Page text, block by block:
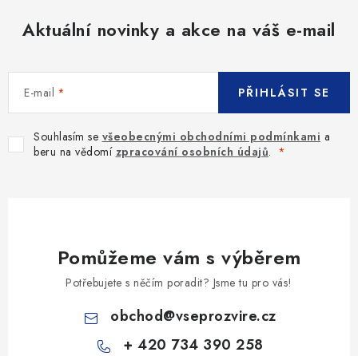
Aktuální novinky a akce na váš e-mail
E-mail
Souhlasím se všeobecnými obchodními podmínkami a
beru na vědomí zpracování osobních údajů.
PŘIHLÁSIT SE
Pomůžeme vám s výběrem
Potřebujete s něčím poradit? Jsme tu pro vás!
obchod@vseprozvire.cz
+ 420 734 390 258